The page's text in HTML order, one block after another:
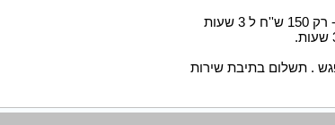
שעות
. תשלום בתיבת שירות